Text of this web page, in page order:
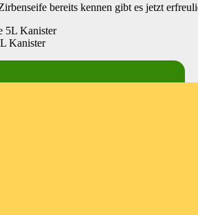
bereits kennen gibt es jetzt
Kanister